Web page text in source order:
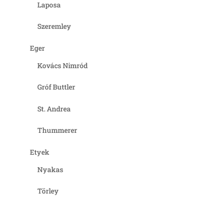
Laposa
Szeremley
Eger
Kovács Nimród
Gróf Buttler
St. Andrea
Thummerer
Etyek
Nyakas
Törley